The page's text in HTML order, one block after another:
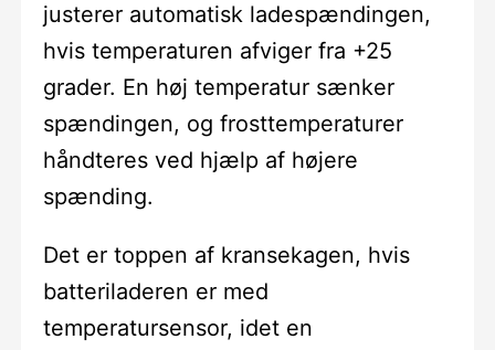
justerer automatisk ladespændingen,
hvis temperaturen afviger fra +25
grader. En høj temperatur sænker
spændingen, og frosttemperaturer
håndteres ved hjælp af højere
spænding.
Det er toppen af kransekagen, hvis
batteriladeren er med
temperatursensor, idet en